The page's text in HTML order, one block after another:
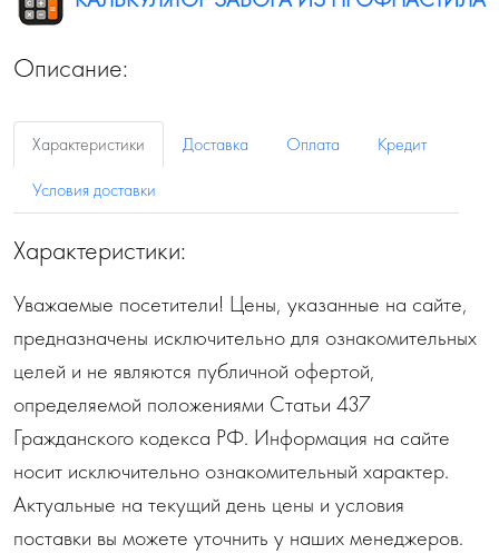
Описание:
Характеристики Доставка Оплата
Кредит
Условия доставки
Характеристики:
Уважаемые посетители! Цены, указанные на сайте,
предназначены исключительно для ознакомительных
целей и не являются публичной офертой,
определяемой положениями Статьи 437
Гражданского кодекса РФ. Информация на сайте
носит исключительно ознакомительный характер.
Актуальные на текущий день цены и условия
поставки вы можете уточнить у наших менеджеров.